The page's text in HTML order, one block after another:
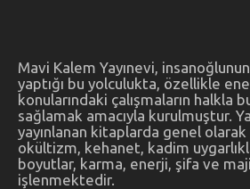
Mavi Kalem Yayınevi,
yaptığı bu yolculukta, özellikle
konularındaki çalışmaların halkla
sağlamak amacıyla kurulmuştur.
yayınlanan kitaplarda genel
okültizm, kehanet, kadim
boyutlar, karma, enerji, şifa ve
işlenmektedir.